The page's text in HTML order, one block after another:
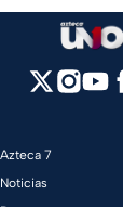
Azteca 7
Noticias